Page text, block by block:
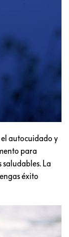
el autocuidado y
para
La
éxito